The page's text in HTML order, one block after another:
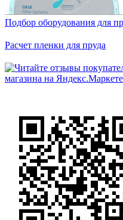
Подбор оборудования для
Расчет пленки для пруда